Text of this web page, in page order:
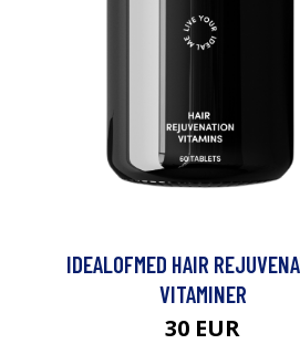
IDEALOFMED HAIR
VITAMINER
30 EUR